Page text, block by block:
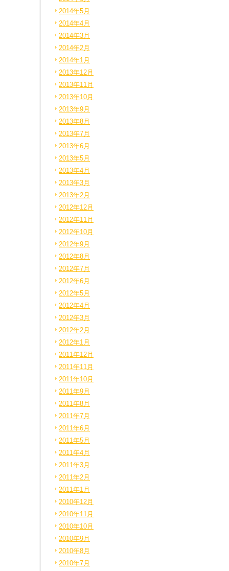
2014年5月
2014年4月
2014年3月
2014年2月
2014年1月
2013年12月
2013年11月
2013年10月
2013年9月
2013年8月
2013年7月
2013年6月
2013年5月
2013年4月
2013年3月
2013年2月
2012年12月
2012年11月
2012年10月
2012年9月
2012年8月
2012年7月
2012年6月
2012年5月
2012年4月
2012年3月
2012年2月
2012年1月
2011年12月
2011年11月
2011年10月
2011年9月
2011年8月
2011年7月
2011年6月
2011年5月
2011年4月
2011年3月
2011年2月
2011年1月
2010年12月
2010年11月
2010年10月
2010年9月
2010年8月
2010年7月